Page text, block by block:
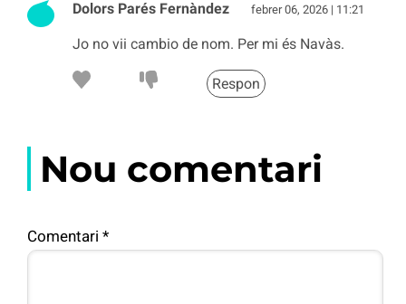
Dolors Parés Fernàndez febrer 06, 2026 | 11:21
Jo no vii cambio de nom. Per mi és Navàs.
Respon
Nou comentari
Comentari *